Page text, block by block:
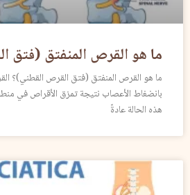
ما هو القرص المنفتق (فتق
ما هو القرص المنفتق (فتق القرص القطني)؟
بانضغاط الأعصاب نتيجة تمزق الأقراص في
هذه الحالة عادةً